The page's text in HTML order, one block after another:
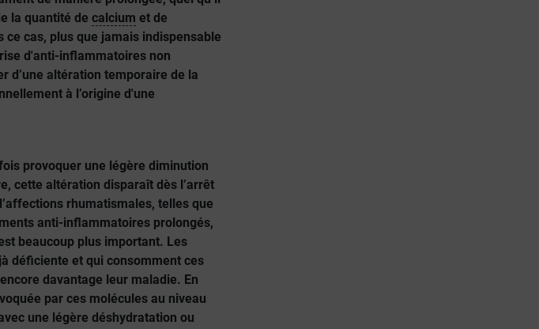
la quantité de calcium et de
cas, plus que jamais indispensable
d'anti-inflammatoires non
d’une altération temporaire de la
à l’origine d'une
provoquer une légère diminution
cette altération disparaît dès l’arrêt
rhumatismales, telles que
anti-inflammatoires prolongés,
beaucoup plus important. Les
déficiente et qui consomment ces
davantage leur maladie. En
par ces molécules au niveau
une légère déshydratation ou